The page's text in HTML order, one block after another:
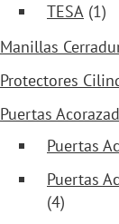
TESA (1)
Manillas
Protectores
Puertas
Puertas
Puertas
(4)